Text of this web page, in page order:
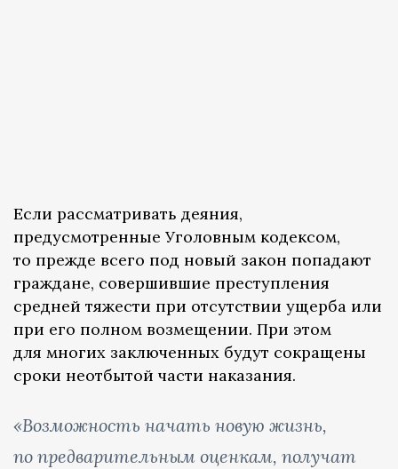
Если рассматривать деяния,
предусмотренные Уголовным кодексом,
то прежде всего под новый закон попадают
граждане, совершившие преступления
средней тяжести при отсутствии ущерба или
при его полном возмещении. При этом
для многих заключенных будут сокращены
сроки неотбытой части наказания.
«Возможность начать новую жизнь,
по предварительным оценкам, получат